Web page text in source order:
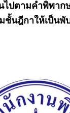
ไปตามคำพิพา
ชั้นฎีกาให้เป็นพั